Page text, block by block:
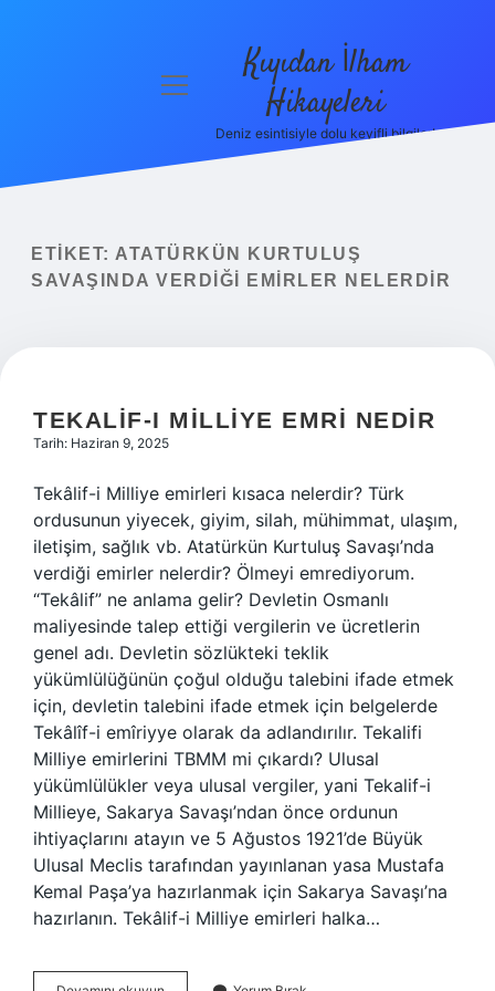
Yasal Uyarı
menüyü
Kıyıdan İlham
Hikayeleri
Deniz esintisiyle dolu keyifli bilgiler!
ETIKET: ATATÜRKÜN KURTULUŞ
SAVAŞINDA VERDIĞI EMIRLER NELERDIR
TEKALIF-I MILLIYE EMRI NEDIR
Tarih: Haziran 9, 2025
Tekâlif-i Milliye emirleri kısaca nelerdir? Türk
ordusunun yiyecek, giyim, silah, mühimmat, ulaşım,
iletişim, sağlık vb. Atatürkün Kurtuluş Savaşı’nda
verdiği emirler nelerdir? Ölmeyi emrediyorum.
“Tekâlif” ne anlama gelir? Devletin Osmanlı
maliyesinde talep ettiği vergilerin ve ücretlerin
genel adı. Devletin sözlükteki teklik
yükümlülüğünün çoğul olduğu talebini ifade etmek
için, devletin talebini ifade etmek için belgelerde
Tekâlîf-i emîriyye olarak da adlandırılır. Tekalifi
Milliye emirlerini TBMM mi çıkardı? Ulusal
yükümlülükler veya ulusal vergiler, yani Tekalif-i
Millieye, Sakarya Savaşı’ndan önce ordunun
ihtiyaçlarını atayın ve 5 Ağustos 1921’de Büyük
Ulusal Meclis tarafından yayınlanan yasa Mustafa
Kemal Paşa’ya hazırlanmak için Sakarya Savaşı’na
hazırlanın. Tekâlif-i Milliye emirleri halka…